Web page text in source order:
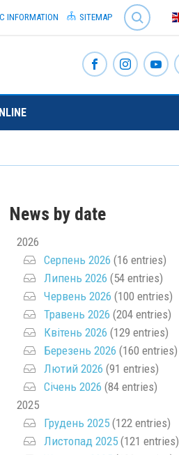
SEARCH
INFORMATION SITEMAP
News by date
2026
Серпень 2026 (16 entries)
Липень 2026 (54 entries)
Червень 2026 (100 entries)
Травень 2026 (204 entries)
Квітень 2026 (129 entries)
Березень 2026 (160 entries)
Лютий 2026 (91 entries)
Січень 2026 (84 entries)
2025
Грудень 2025(122 entries)
Листопад 2025(121 entries)